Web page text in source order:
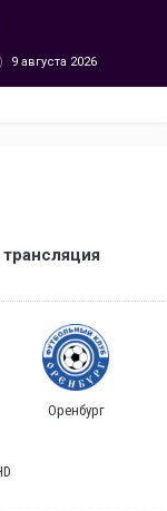
9 августа 2026
Оренбург